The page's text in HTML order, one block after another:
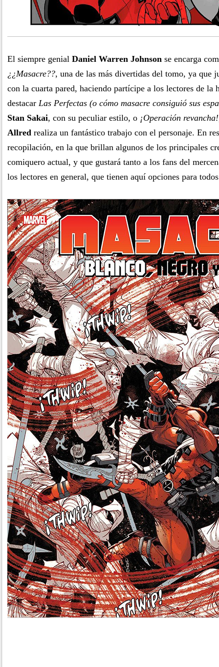
El siempre genial Daniel Warren Johnson se encarga
¿¿Masacre??, una de las más divertidas del tomo, ya que
con la cuarta pared, haciendo partícipe a los lectores de la
destacar Las Perfectas (o cómo masacre consiguió sus
Stan Sakai, con su peculiar estilo, o ¡Operación revancha!
Allred realiza un fantástico trabajo con el personaje. En
recopilación, en la que brillan algunos de los principales
comiquero actual, y que gustará tanto a los fans del
los lectores en general, que tienen aquí opciones para